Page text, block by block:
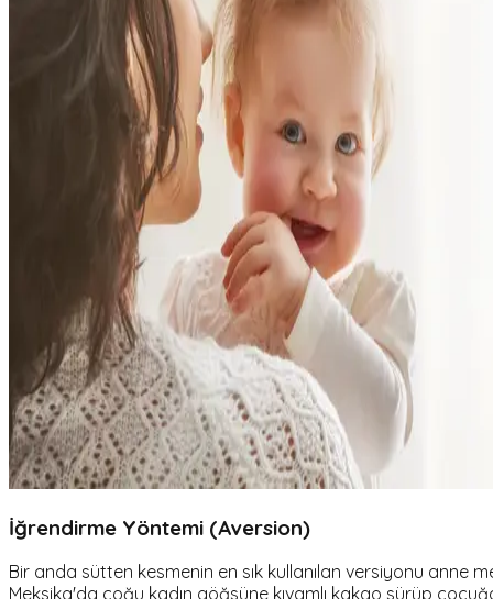
İğrendirme Yöntemi (Aversion)
Bir anda sütten kesmenin en sık kullanılan versiyonu anne
Meksika'da çoğu kadın göğsüne kıvamlı kakao sürüp